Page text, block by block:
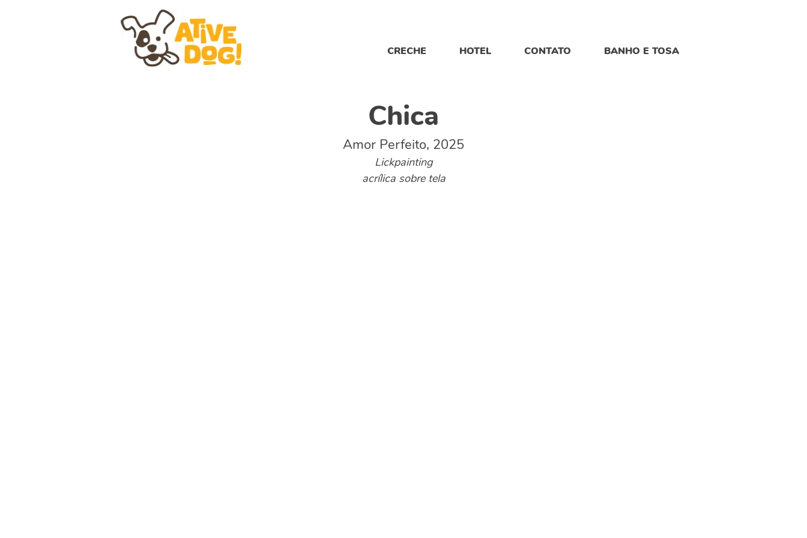
CRECHE HOTEL CONTATO BANHO E TOSA
Chica
Amor Perfeito, 2025
Lickpainting
acrílica sobre tela